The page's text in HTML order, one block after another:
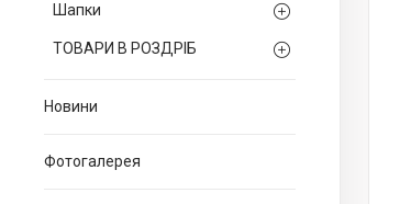
Шапки
ТОВАРИ В РОЗДРІБ
Новини
Фотогалерея